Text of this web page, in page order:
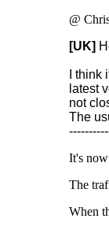
@
[UK]
I
latest
not
The
It's
The
When